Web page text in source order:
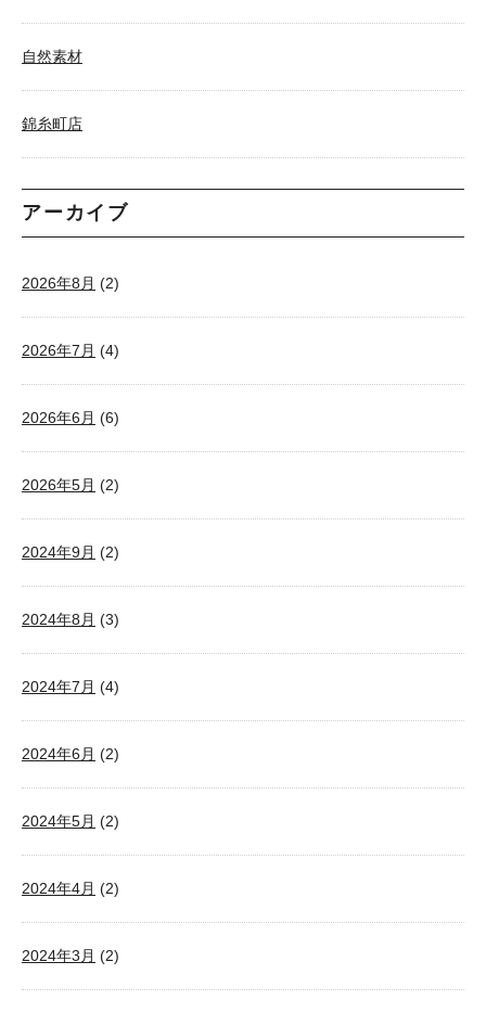
自然素材
錦糸町店
アーカイブ
2026年8月 (2)
2026年7月 (4)
2026年6月 (6)
2026年5月 (2)
2024年9月 (2)
2024年8月 (3)
2024年7月 (4)
2024年6月 (2)
2024年5月 (2)
2024年4月 (2)
2024年3月 (2)